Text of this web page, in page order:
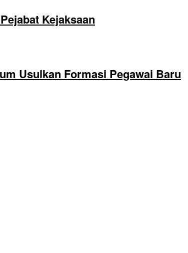
Kejaksaan
Usulkan Formasi Pegawai Baru